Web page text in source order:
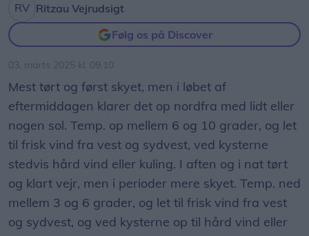
Ritzau Vejrudsigt
Følg os på Discover
03. marts 2025 kl. 09.10
Mest tørt og først skyet, men i løbet af
eftermiddagen klarer det op nordfra med lidt eller
nogen sol. Temp. op mellem 6 og 10 grader, og let
til frisk vind fra vest og sydvest, ved kysterne
stedvis hård vind eller kuling. I aften og i nat tørt
og klart vejr, men i perioder mere skyet. Temp. ned
mellem 3 og 6 grader, og let til frisk vind fra vest
og sydvest, og ved kysterne op til hård vind eller